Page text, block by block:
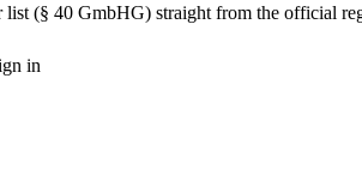
list (§ 40 GmbHG) straight from the official
in